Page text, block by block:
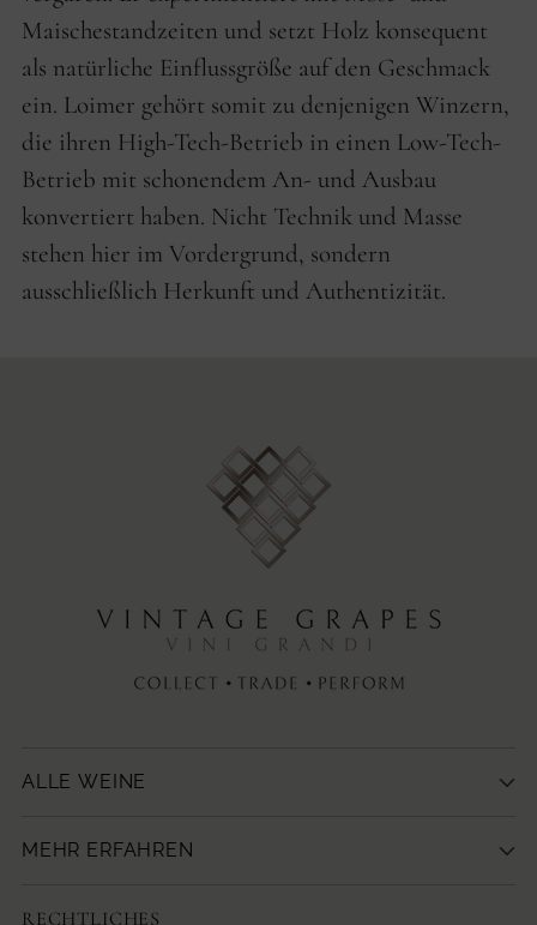
Maischestandzeiten und setzt Holz konsequent
als natürliche Einflussgröße auf den Geschmack
ein. Loimer gehört somit zu denjenigen Winzern,
die ihren High-Tech-Betrieb in einen Low-Tech-
Betrieb mit schonendem An- und Ausbau
konvertiert haben. Nicht Technik und Masse
stehen hier im Vordergrund, sondern
ausschließlich Herkunft und Authentizität.
ALLE WEINE
MEHR ERFAHREN
RECHTLICHES